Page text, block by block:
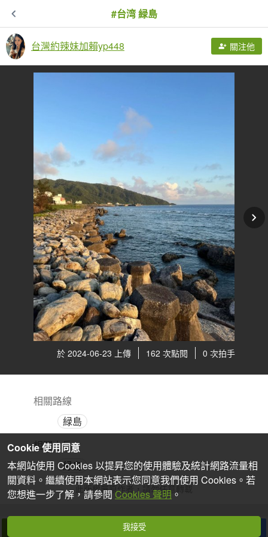
#台湾 緑島
台灣約辣妹加賴yp448 關注他
於 2024-06-23 上傳 162 次點閱 0 次拍手
相關路線
緑島
相關山岳
緑島
此版權屬原作者，請勿任意轉載
收藏
Cookie 使用同意
本網站使用 Cookies 以提昇您的使用體驗及統計網路流量相
關資料。繼續使用本網站表示您同意我們使用 Cookies。若
您想進一步了解，請參閱 Cookies 聲明 。
我接受